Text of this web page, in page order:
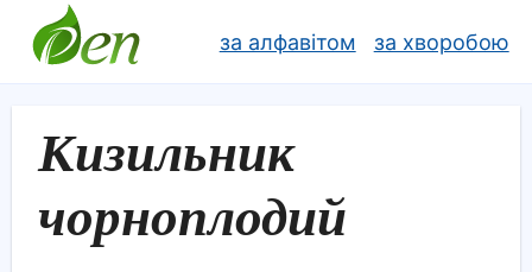
за алфавітом за хворобою
Кизильник
чорноплодий